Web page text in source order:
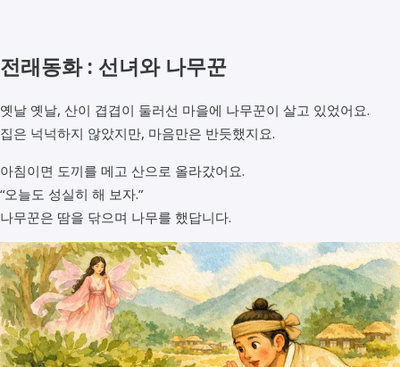
전래동화 : 선녀와 나무꾼
옛날 옛날, 산이 겹겹이 둘러선 마을에 나무꾼이 살고 있었어요.
집은 넉넉하지 않았지만, 마음만은 반듯했지요.
아침이면 도끼를 메고 산으로 올라갔어요.
“오늘도 성실히 해 보자.”
나무꾼은 땀을 닦으며 나무를 했답니다.